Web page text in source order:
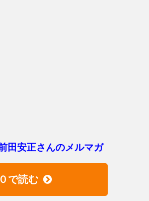
田安正さんのメルマガ
で読む